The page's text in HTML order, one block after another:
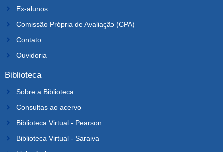
Ex-alunos
Comissão Própria de Avaliação (CPA)
Contato
Ouvidoria
Biblioteca
Sobre a Biblioteca
Consultas ao acervo
Biblioteca Virtual - Pearson
Biblioteca Virtual - Saraiva